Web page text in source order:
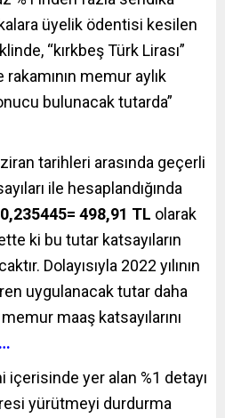
üyelik ödentisi kesilen
“kırkbeş Türk Lirası”
memur aylık
bulunacak tutarda”
tarihleri arasında geçerli
ile hesaplandığında
498,91 TL olarak
ki bu tutar katsayıların
Dolayısıyla 2022 yılının
uygulanacak tutar daha
maaş katsayılarını
yer alan %1 detayı
yürütmeyi durdurma